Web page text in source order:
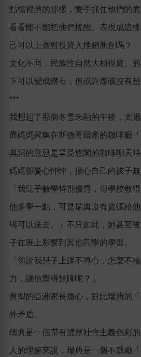
點檔裡演的那樣，雙手抓住他們的
看看能不能把他們搖醒。表現成這
己可以上臺對投資人推銷新創嗎？
文化不同，民族性自然大相徑庭。
下可以變成鑽石，但或許煤礦沒有想
***
我想起了那個冬雪未融的午後，太
裔媽媽聚集在斯德哥爾摩的咖啡廳
典詞的意思是享受悠閒的咖啡聊天
媽媽卻憂心忡忡，擔心自己的孩子無
「我兒子數學特別優秀，但學校教
他多學一點，可是瑞典沒有資源給
構可以送去。」不只如此，她甚至
子在班上影響到其他同學的學習。
「你說我兒子上課不專心，怎麼不
力，讓他覺得無聊呢？」
典型的亞洲家長擔心，對比瑞典的
外矛盾。
瑞典是一個帶有濃厚社會主義色彩
人的理解來說，瑞典是一個不鼓勵「